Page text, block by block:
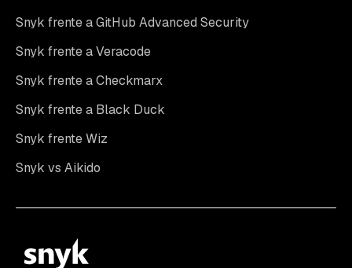
Snyk frente a GitHub Advanced Security
Snyk frente a Veracode
Snyk frente a Checkmarx
Snyk frente a Black Duck
Snyk frente Wiz
Snyk vs Aikido